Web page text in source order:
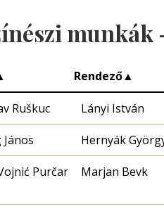
munkák
Rendező▲
Ruškuc Lányi István
János Hernyák
Purčar Marjan Bevk